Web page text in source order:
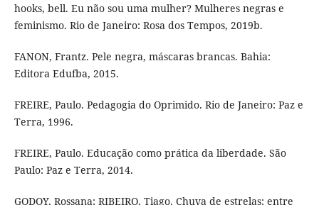
hooks, bell. Eu não sou uma mulher? Mulheres negras e
feminismo. Rio de Janeiro: Rosa dos Tempos, 2019b.
FANON, Frantz. Pele negra, máscaras brancas. Bahia:
Editora Edufba, 2015.
FREIRE, Paulo. Pedagogia do Oprimido. Rio de Janeiro: Paz e
Terra, 1996.
FREIRE, Paulo. Educação como prática da liberdade. São
Paulo: Paz e Terra, 2014.
GODOY, Rossana; RIBEIRO, Tiago. Chuva de estrelas: entre